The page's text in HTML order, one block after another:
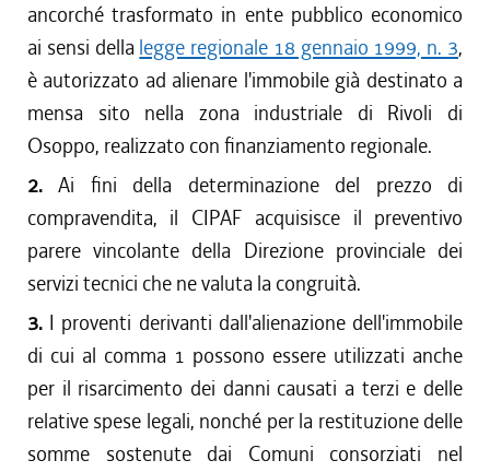
ancorché trasformato in ente pubblico economico
ai sensi della legge regionale 18 gennaio 1999, n. 3,
è autorizzato ad alienare l'immobile già destinato a
mensa sito nella zona industriale di Rivoli di
Osoppo, realizzato con finanziamento regionale.
2. Ai fini della determinazione del prezzo di
compravendita, il CIPAF acquisisce il preventivo
parere vincolante della Direzione provinciale dei
servizi tecnici che ne valuta la congruità.
3. I proventi derivanti dall'alienazione dell'immobile
di cui al comma 1 possono essere utilizzati anche
per il risarcimento dei danni causati a terzi e delle
relative spese legali, nonché per la restituzione delle
somme sostenute dai Comuni consorziati nel